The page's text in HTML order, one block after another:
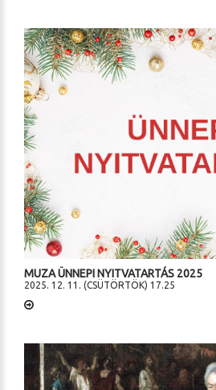
MUZA ÜNNEPI NYITVATARTÁS 2025
2025. 12. 11. (CSÜTÖRTÖK) 17.25